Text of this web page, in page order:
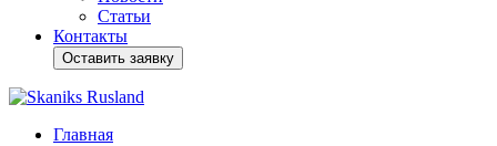
Статьи
Контакты
Оставить заявку
Главная